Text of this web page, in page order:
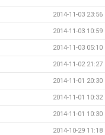
2014-11-03 23:56
2014-11-03 10:59
2014-11-03 05:10
2014-11-02 21:27
2014-11-01 20:30
2014-11-01 10:32
2014-11-01 10:30
2014-10-29 11:18